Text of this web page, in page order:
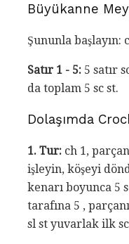
Büyükanne
Şununla başlayın:
Satır 1 - 5: 5 satır
da toplam 5 sc st.
Dolaşımda
1. Tur: ch 1,
işleyin, köşeyi
kenarı boyunca 5
tarafına 5 ,
sl st yuvarlak ilk sc